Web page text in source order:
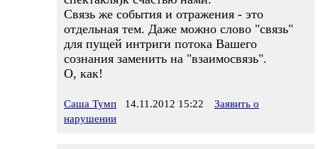
Связь же события и отражения - это
отдельная тем. Даже можно слово "связь"
для пущей интриги потока Вашего
сознания заменить на "взаимосвязь".
О, как!
Саша Тумп 14.11.2012 15:22
Заявить о
нарушении